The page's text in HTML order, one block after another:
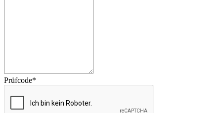
Prüfcode*